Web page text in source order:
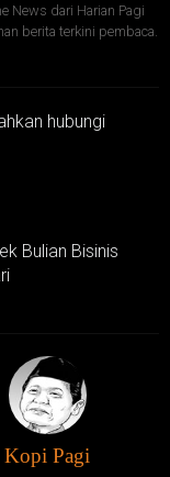
News dari Harian Pagi
berita terkini pembaca.
hubungi
Bulian Bisinis
Kopi Pagi